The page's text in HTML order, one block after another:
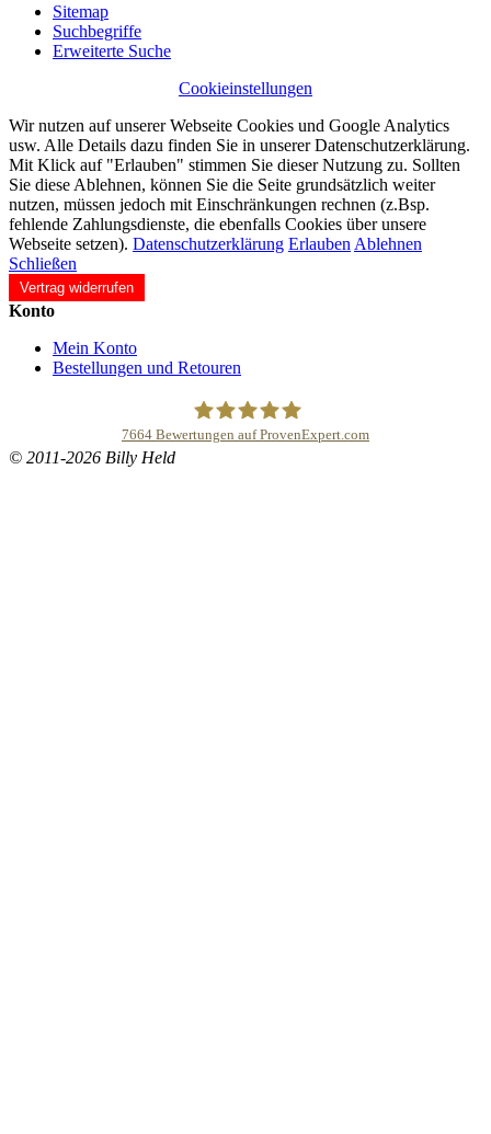
Sitemap
Suchbegriffe
Erweiterte Suche
Cookieinstellungen
Wir nutzen auf unserer Webseite Cookies und Google Analytics
usw. Alle Details dazu finden Sie in unserer Datenschutzerklärung.
Mit Klick auf "Erlauben" stimmen Sie dieser Nutzung zu. Sollten
Sie diese Ablehnen, können Sie die Seite grundsätzlich weiter
nutzen, müssen jedoch mit Einschränkungen rechnen (z.Bsp.
fehlende Zahlungsdienste, die ebenfalls Cookies über unsere
Webseite setzen). Datenschutzerklärung Erlauben Ablehnen
Schließen
Vertrag widerrufen
Konto
Mein Konto
Bestellungen und Retouren
7664 Bewertungen auf ProvenExpert.com
© 2011-2026 Billy Held